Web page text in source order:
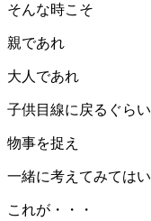
そんな時こそ
親であれ
大人であれ
子供目線に戻るぐら
物事を捉え
一緒に考えてみては
これが・・・